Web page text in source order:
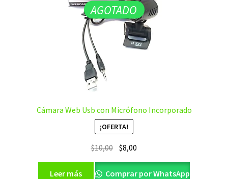
AGOTADO
Cámara Web Usb con Micrófono Incorporado
¡OFERTA!
$10,00 El
precio
original
$8,00
precio
actual
Leer más Comprar por WhatsApp